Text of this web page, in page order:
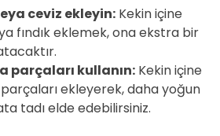
ceviz ekleyin: Kekin içine
fındık eklemek, ona ekstra bir
parçaları kullanın: Kekin içine
ekleyerek, daha yoğun
tadı elde edebilirsiniz.